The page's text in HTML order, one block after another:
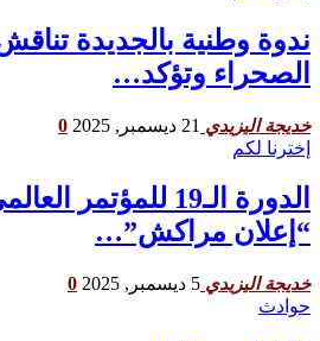
ندوة وطنية بالجديدة
الصحراء وتؤكد…
خديجة اليزيدي 21 ديسمبر, 2025
0
إخترنا لكم
الدورة الـ19
“إعلان مراكش”…
خديجة اليزيدي 5 ديسمبر, 2025
0
حوادث